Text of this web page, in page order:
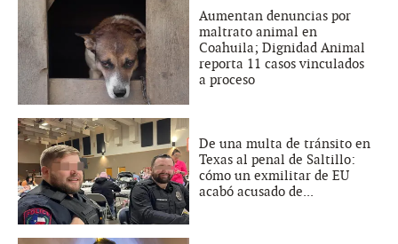
Aumentan denuncias por
maltrato animal en
Coahuila; Dignidad Animal
reporta 11 casos vinculados
a proceso
De una multa de tránsito en
Texas al penal de Saltillo:
cómo un exmilitar de EU
acabó acusado de...